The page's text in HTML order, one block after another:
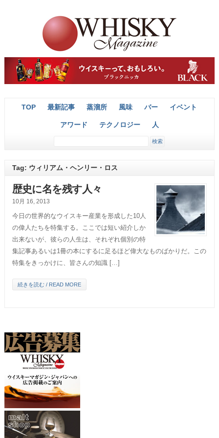
TOP 最新記事 蒸溜所 風味 バー イベント
アワード テクノロジー 人
Tag: ウィリアム・ヘンリー・ロス
歴史に名を残す人々
10月 16, 2013
今日の世界的なウイスキー産業を形成した10人
の偉人たちを特集する。ここでは短い紹介しか
出来ないが、彼らの人生は、それぞれ個別の特
集記事あるいは1冊の本にするに足るほど偉大なものばかりだ。この
特集をきっかけに、皆さんの知識 […]
続きを読む / READ MORE